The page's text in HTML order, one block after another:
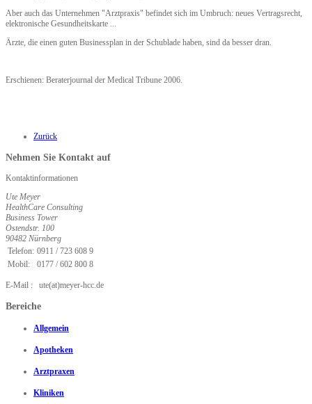
Aber auch das Unternehmen "Arztpraxis" befindet sich im Umbruch: neues Vertragsrecht,
elektronische Gesundheitskarte ...
Ärzte, die einen guten Businessplan in der Schublade haben, sind da besser dran.
Erschienen: Beraterjournal der Medical Tribune 2006.
Zurück
Nehmen Sie Kontakt auf
Kontaktinformationen
Ute Meyer
HealthCare Consulting
Business Tower
Ostendstr. 100
90482 Nürnberg
Telefon: 0911 / 723 608 9
Mobil:
0177 / 602 800 8
E-Mail : ute(at)meyer-hcc.de
Bereiche
Allgemein
Apotheken
Arztpraxen
Kliniken